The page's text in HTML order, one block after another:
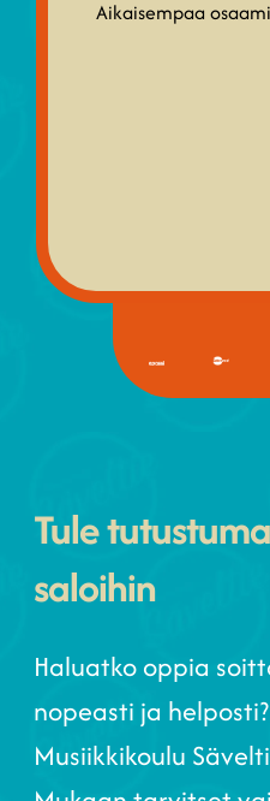
Aikaisempaa
Tule
saloihin
Haluatko oppia
nopeasti ja
Musiikkikoulu